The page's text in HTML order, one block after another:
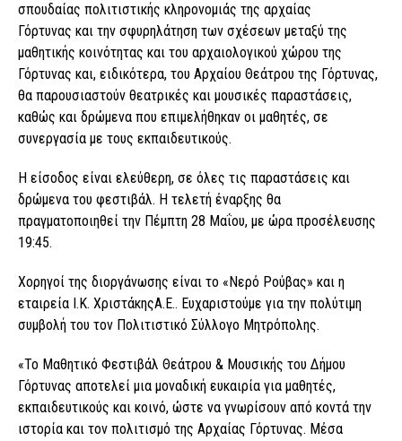
σπουδαίας πολιτιστικής κληρονομιάς της αρχαίας
Γόρτυνας και την σφυρηλάτηση των σχέσεων μεταξύ της
μαθητικής κοινότητας και του αρχαιολογικού χώρου της
Γόρτυνας και, ειδικότερα, του Αρχαίου Θεάτρου της Γόρτυνας,
θα παρουσιαστούν θεατρικές και μουσικές παραστάσεις,
καθώς και δρώμενα που επιμελήθηκαν οι μαθητές, σε
συνεργασία με τους εκπαιδευτικούς.
Η είσοδος είναι ελεύθερη, σε όλες τις παραστάσεις και
δρώμενα του φεστιβάλ. Η τελετή έναρξης θα
πραγματοποιηθεί την Πέμπτη 28 Μαΐου, με ώρα προσέλευσης
19:45.
Χορηγοί της διοργάνωσης είναι το «Νερό Ρούβας» και η
εταιρεία Ι.Κ. ΧριστάκηςΑ.Ε.. Ευχαριστούμε για την πολύτιμη
συμβολή του τον Πολιτιστικό Σύλλογο Μητρόπολης.
«Το Μαθητικό Φεστιβάλ Θεάτρου & Μουσικής του Δήμου
Γόρτυνας αποτελεί μια μοναδική ευκαιρία για μαθητές,
εκπαιδευτικούς και κοινό, ώστε να γνωρίσουν από κοντά την
ιστορία και τον πολιτισμό της Αρχαίας Γόρτυνας. Μέσα